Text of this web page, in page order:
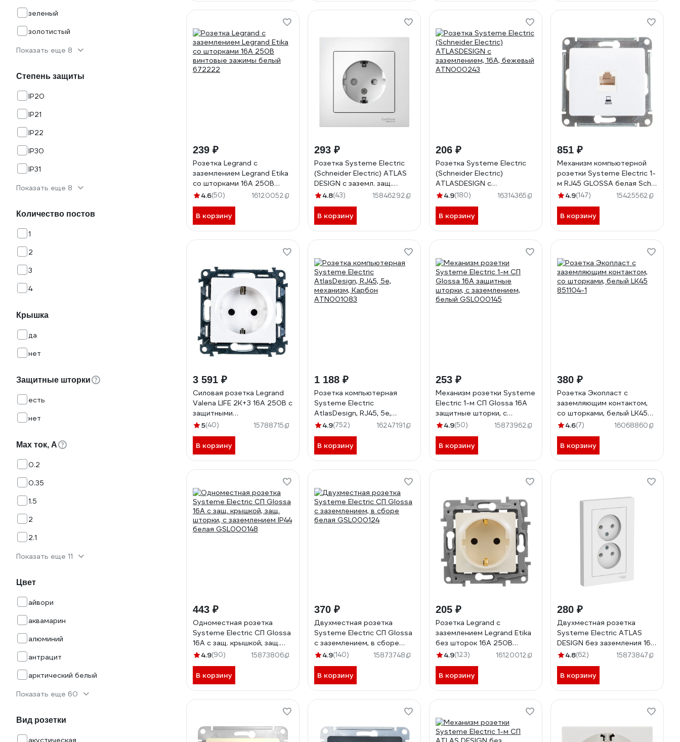
зеленый
золотистый
Показать еще 8
Степень защиты
IP20
IP21
IP22
IP30
IP31
Показать еще 8
Количество постов
1
2
3
4
Крышка
да
нет
Защитные шторки
есть
нет
Max ток, А
0.2
0.35
1.5
2
2.1
Показать еще 11
Цвет
айвори
аквамарин
алюминий
антрацит
арктический белый
Показать еще 60
Вид розетки
акустическая
239 ₽
Розетка Legrand с
заземлением Legrand Etika
со шторками 16А 250В
винтовые зажимы белый
4.6(50) 16120052
В корзину
293 ₽
Розетка Systeme Electric
(Schneider Electric) ATLAS
DESIGN с заземл. защ.
шторки 16А в сборе бел.
4.8(43) 15846292
В корзину
206 ₽
Розетка Systeme Electric
(Schneider Electric)
ATLASDESIGN с
заземлением, 16А, бежевый
4.9(180) 16314365
В корзину
851 ₽
Механизм компьютерной
розетки Systeme Electric 1-
м RJ45 GLOSSA белая SchE
GSL000181K
4.9(147) 15425562
В корзину
3 591 ₽
Силовая розетка Legrand
Valena LIFE 2К+З 16А 250В с
защитными
шторками.Безвинтовые
панелью.Белая 753420
5(40) 15788715
В корзину
1 188 ₽
Розетка компьютерная
Systeme Electric
AtlasDesign, RJ45, 5e,
механизм, Карбон
4.9(752) 16247191
В корзину
253 ₽
Механизм розетки Systeme
Electric 1-м СП Glossa 16А
защитные шторки, с
заземлением, белый
4.9(50) 15873962
В корзину
380 ₽
Розетка Экопласт с
заземляющим контактом,
со шторками, белый LK45
851104-1
4.6(7) 16068860
В корзину
443 ₽
Одноместная розетка
Systeme Electric СП Glossa
16А с защ. крышкой, защ.
шторки, с заземлением IP44
4.9(90) 15873806
В корзину
370 ₽
Двухместная розетка
Systeme Electric СП Glossa
с заземлением, в сборе
белая GSL000124
4.9(140) 15873748
В корзину
205 ₽
Розетка Legrand с
заземлением Legrand Etika
без шторок 16А 250В
винтовые зажимы слоновая
4.9(123) 16120012
В корзину
280 ₽
Двухместная розетка
Systeme Electric ATLAS
DESIGN без заземления 16А
в сборе белая ATN000120
4.8(62) 15873847
В корзину